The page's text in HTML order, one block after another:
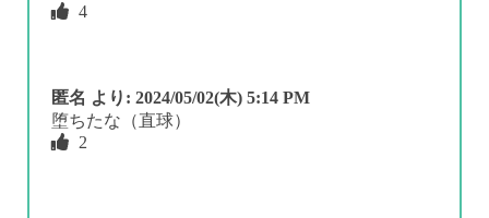
4
匿名 より: 2024/05/02(木) 5:14 PM
堕ちたな（直球）
2